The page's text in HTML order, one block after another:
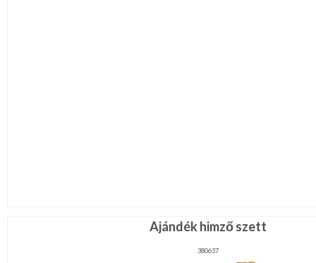
Ajándék himző szett
380637